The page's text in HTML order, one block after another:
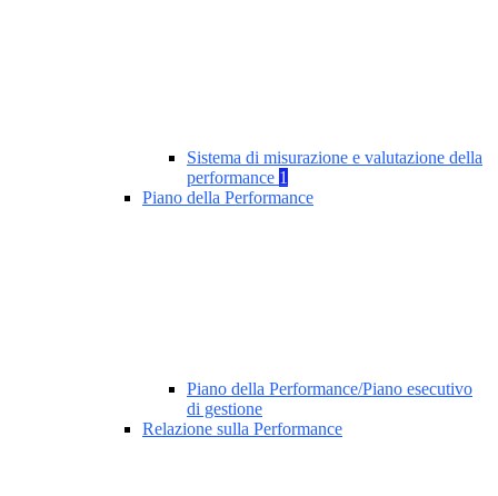
Sistema di misurazione e valutazione della
performance 1
Piano della Performance
Piano della Performance/Piano esecutivo
di gestione
Relazione sulla Performance